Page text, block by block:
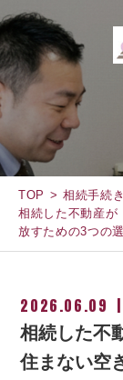
TOP
相続手続き
相続した不動産が
放すための3つの
2026.06.09
相続した不
住まない空